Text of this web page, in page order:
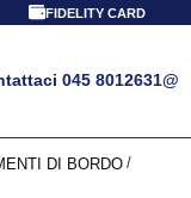
FIDELITY CARD
045 8012631@
DI BORDO /